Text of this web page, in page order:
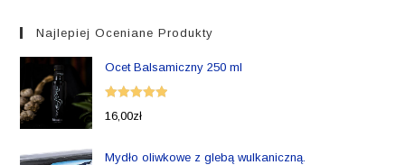
Najlepiej Oceniane Produkty
Ocet Balsamiczny 250 ml
Oceniono
16,00zł
Mydło oliwkowe z glebą wulkaniczną.